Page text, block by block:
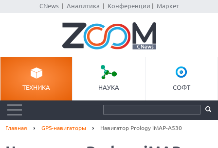
CNews| Аналитика Конференции Маркет
ТЕХНИКА НАУКА СОФТ
Главная GPS-навигаторы Навигатор Prology iMAP-A530